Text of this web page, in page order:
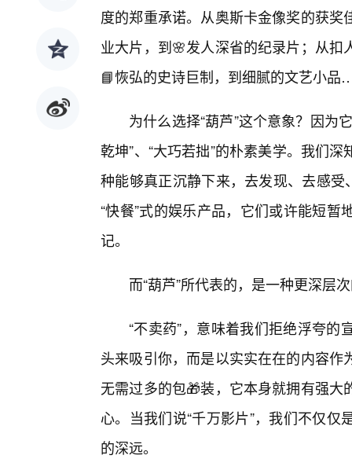
度的郑重承诺。从奥斯卡金像奖的获
业大片，到🌸发人深省的纪录片；从
📘恢弘的史诗巨制，到细腻的文艺小
为什么选择“葫芦”这个意象？因为
乾坤”、“大巧若拙”的朴素美学。我们
种能够真正沉静下来，去发现、去感
“快餐”式的娱乐产品，它们或许能短
记。
而“葫芦”所代表的，是一种更深层
“不卖药”，意味着我们拒绝浮夸
头来吸引你，而是以实实在在的内容
无需过多的包🎁装，它本身就拥有强
心。当我们说“千万影片”，我们不仅
的深远。